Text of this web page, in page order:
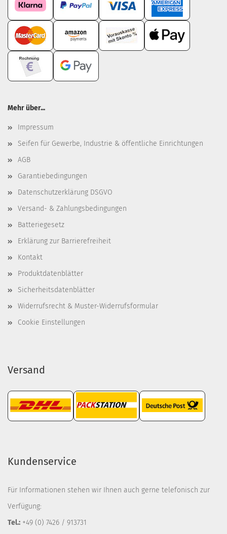
Mehr über...
Impressum
Seifen für Gewerbe, Industrie & öffentliche Einrichtungen
AGB
Garantiebedingungen
Datenschutzerklärung DSGVO
Versand- & Zahlungsbedingungen
Batteriegesetz
Erklärung zur Barrierefreiheit
Kontakt
Produktdatenblätter
Sicherheitsdatenblätter
Widerrufsrecht & Muster-Widerrufsformular
Cookie Einstellungen
Versand
Kundenservice
Für Informationen stehen wir Ihnen auch gerne telefonisch zur
Verfügung:
Tel.: +49 (0) 7426 / 913731